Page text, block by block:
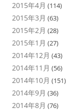
2015年4月 (114)
2015年3月 (63)
2015年2月 (28)
2015年1月 (27)
2014年12月 (43)
2014年11月 (56)
2014年10月 (151)
2014年9月 (36)
2014年8月 (76)